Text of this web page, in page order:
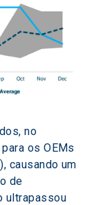
no
os OEMs
causando um
de
ultrapassou